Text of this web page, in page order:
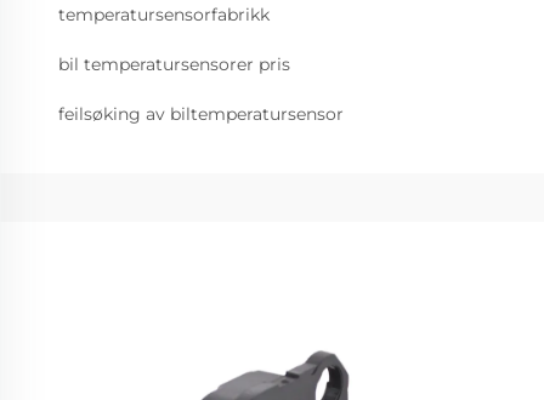
temperatursensorfabrikk
bil temperatursensorer pris
feilsøking av biltemperatursensor